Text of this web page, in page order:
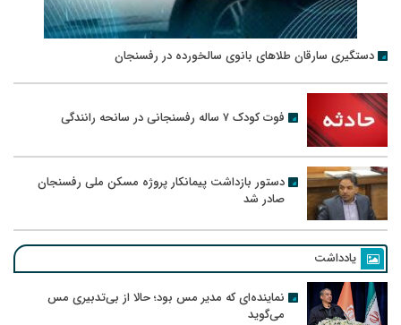
دستگیری سارقان طلاهای بانوی سالخورده در رفسنجان
فوت کودک ۷ ساله رفسنجانی در سانحه رانندگی
دستور بازداشت پیمانکار پروژه مسکن ملی رفسنجان
صادر شد
یادداشت
نماینده‌ای که مدیر مس بود؛ حالا از بی‌تدبیری مس
می‌گوید